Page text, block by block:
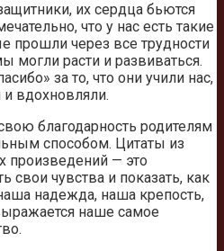
их сердца бьются
что у нас есть такие
прошли через все трудности
могли расти и развиваться.
за то, что они учили нас,
вдохновляли.
благодарность родителям
способом. Цитаты из
произведений — это
свои чувства и показать, как
надежда, наша крепость,
наше самое